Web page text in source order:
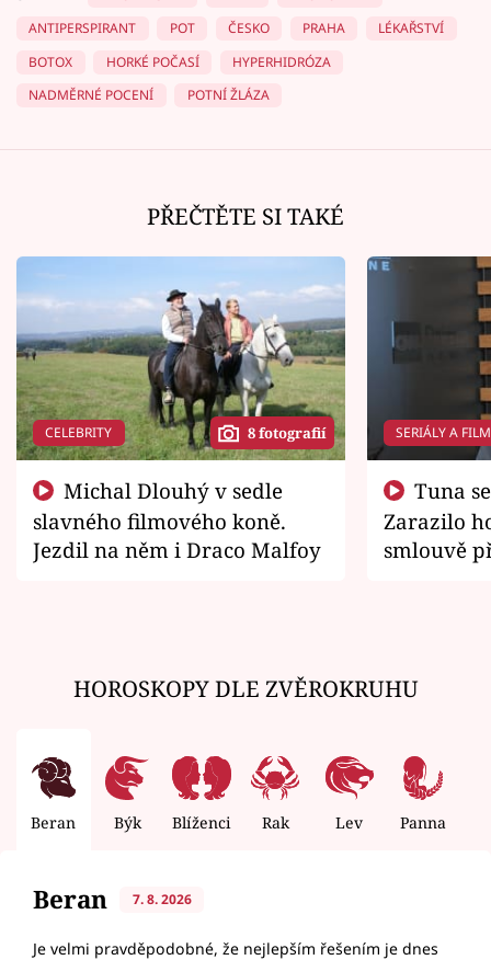
ANTIPERSPIRANT
POT ČESKO PRAHA
LÉKAŘSTVÍ
BOTOX
HORKÉ POČASÍ
HYPERHIDRÓZA
NADMĚRNÉ POCENÍ
POTNÍ ŽLÁZA
PŘEČTĚTE SI TAKÉ
CELEBRITY 8 fotografií
slavného filmového koně.
Jezdil na něm i Draco Malfoy
SERIÁLY A
Zarazilo
smlouvě
HOROSKOPY DLE ZVĚROKRUHU
Beran Býk Blíženci Rak Lev Panna
Beran 7. 8. 2026
Je velmi pravděpodobné, že nejlepším řešením je dnes